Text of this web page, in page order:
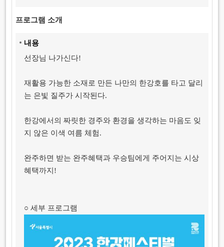
프로그램 소개
내 용
선장님 나가신다!
재활용 가능한 소재로 만든 나만의 한강호를 타고 달리
는 은빛 질주가 시작된다.
한강에서의 짜릿한 경주와 환경을 생각하는 마음도 잊
지 않은 이색 여름 체험.
완주하면 받는 완주혜택과 우승팀에게 주어지는 시상
혜택까지!
○ 세부 프로그램